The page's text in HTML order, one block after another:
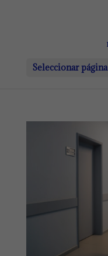
Seleccionar página